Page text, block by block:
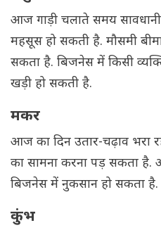
आज गाड़ी चलाते समय सावधानी
महसूस हो सकती है. मौसमी
सकता है. बिजनेस में किसी
खड़ी हो सकती है.
मकर
आज का दिन उतार-चढ़ाव भरा
का सामना करना पड़ सकता
बिजनेस में नुकसान हो सकता है.
कुंभ